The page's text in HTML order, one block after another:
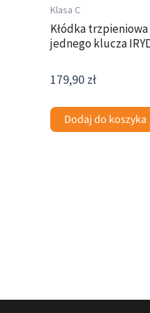
Klasa C
Kłódka
jednego klucza
179,90 zł
Dodaj do koszyka